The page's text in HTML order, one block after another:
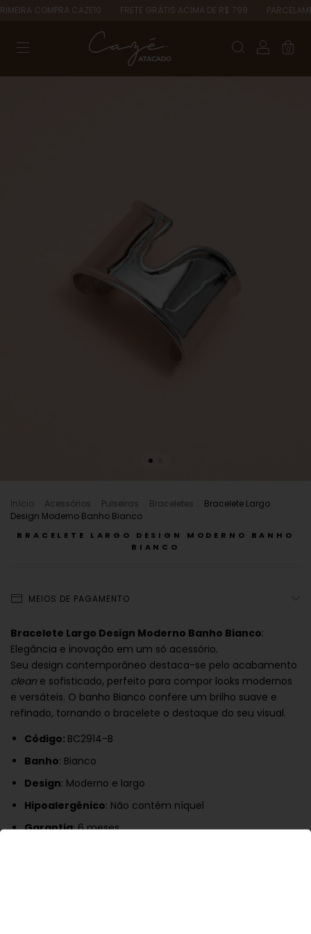
COMPRA CAZE10 FRETE GRÁTIS ACIMA DE R$ 799
0
Início Acessórios Pulseiras Braceletes
Bracelete Largo
Design Moderno Banho Bianco
BRACELETE LARGO DESIGN MODERNO BANHO
BIANCO
MEIOS DE PAGAMENTO
Bracelete Largo Design Moderno Banho Bianco:
Elegância e inovação em um só acessório.
Seu design contemporâneo destaca-se pelo acabamento
clean e sofisticado, perfeito para compor looks modernos
e versáteis. O banho Bianco confere um brilho suave e
refinado, tornando o bracelete o destaque do seu visual.
Código: BC2914-B
Banho: Bianco
Design: Moderno e largo
Hipoalergênico: Não contém níquel
Garantia: 6 meses